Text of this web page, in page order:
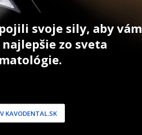
Reklamácie
Servis
svoje sily, aby vám
zo sveta
KAVODENTAL.SK